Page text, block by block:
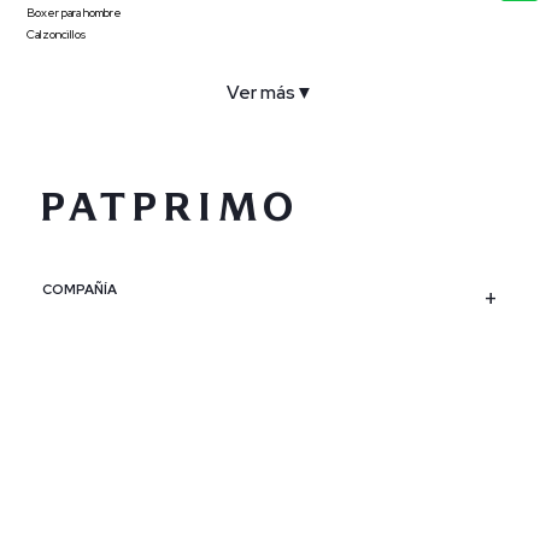
Boxer para hombre
Calzoncillos
Ver más ▼
COMPAÑÍA